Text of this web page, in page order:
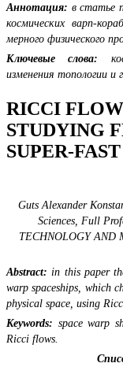
Аннотация: в статье
космических варп-
мерного физического
Ключевые слова:
изменения топологии и
RICCI
STUDYING
SUPER-
Guts Alexander
Sciences Full
TECHNOLOGY AND
Abstract: in this paper
warp spaceships, which
physical space, using
Keywords: space warp
Ricci flows.